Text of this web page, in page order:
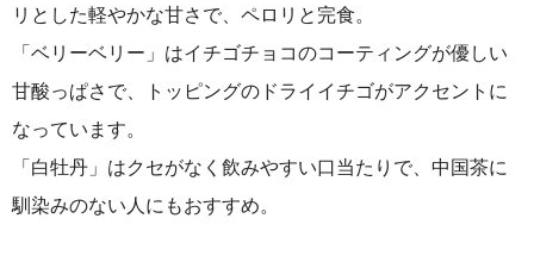
リとした軽やかな甘さで、ペロリと完食。
「ベリーベリー」はイチゴチョコのコーティングが優しい
甘酸っぱさで、トッピングのドライイチゴがアクセントに
なっています。
「白牡丹」はクセがなく飲みやすい口当たりで、中国茶に
馴染みのない人にもおすすめ。